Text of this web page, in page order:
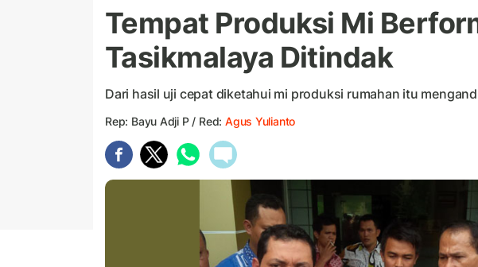
Tempat Produksi Mi
Tasikmalaya Ditindak
Dari hasil uji cepat diketahui mi produksi rumahan itu
Rep: Bayu Adji P / Red: Agus Yulianto